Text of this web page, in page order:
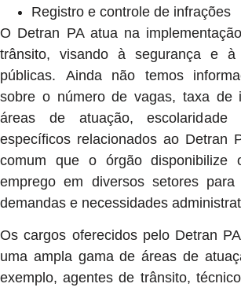
Registro e controle de infrações
O Detran PA atua na
trânsito, visando à segurança e
públicas. Ainda não temos
sobre o número de vagas, taxa de
áreas de atuação,
específicos relacionados ao Detran
comum que o órgão disponibilize
emprego em diversos setores
demandas e necessidades
Os cargos oferecidos pelo Detran
uma ampla gama de áreas de
exemplo, agentes de trânsito,